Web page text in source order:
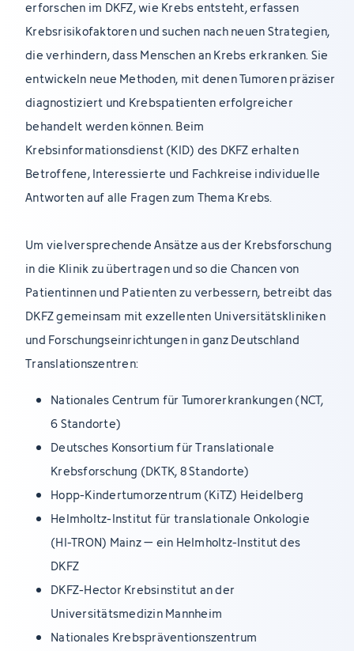
erforschen im DKFZ, wie Krebs entsteht, erfassen
Krebsrisikofaktoren und suchen nach neuen Strategien,
die verhindern, dass Menschen an Krebs erkranken. Sie
entwickeln neue Methoden, mit denen Tumoren präziser
diagnostiziert und Krebspatienten erfolgreicher
behandelt werden können. Beim
Krebsinformationsdienst (KID) des DKFZ erhalten
Betroffene, Interessierte und Fachkreise individuelle
Antworten auf alle Fragen zum Thema Krebs.
Um vielversprechende Ansätze aus der Krebsforschung
in die Klinik zu übertragen und so die Chancen von
Patientinnen und Patienten zu verbessern, betreibt das
DKFZ gemeinsam mit exzellenten Universitätskliniken
und Forschungseinrichtungen in ganz Deutschland
Translationszentren:
Nationales Centrum für Tumorerkrankungen (NCT,
6 Standorte)
Deutsches Konsortium für Translationale
Krebsforschung (DKTK, 8 Standorte)
Hopp-Kindertumorzentrum (KiTZ) Heidelberg
Helmholtz-Institut für translationale Onkologie
(HI-TRON) Mainz – ein Helmholtz-Institut des
DKFZ
DKFZ-Hector Krebsinstitut an der
Universitätsmedizin Mannheim
Nationales Krebspräventionszentrum